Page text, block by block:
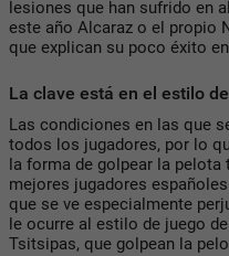
lesiones que han sufrido en
este año Alcaraz o el propio
que explican su poco éxito
La clave está en el estilo
Las condiciones en las que
todos los jugadores, por lo
la forma de golpear la
mejores jugadores
que se ve especialmente
le ocurre al estilo de juego
Tsitsipas, que golpean la